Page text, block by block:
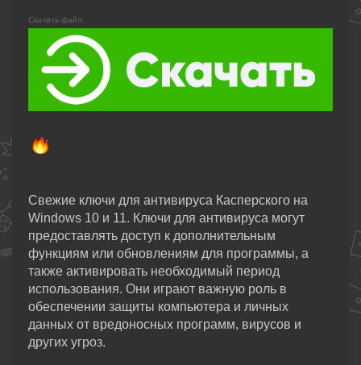
Скачать файл:
Свежие ключи для антивируса Касперского на
Windows 10 и 11. Ключи для антивируса могут
предоставлять доступ к дополнительным
функциям или обновлениям для программы, а
также активировать необходимый период
использования. Они играют важную роль в
обеспечении защиты компьютера и личных
данных от вредоносных программ, вирусов и
других угроз.